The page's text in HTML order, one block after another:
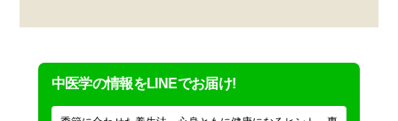
中医学の情報をLINEでお届け!